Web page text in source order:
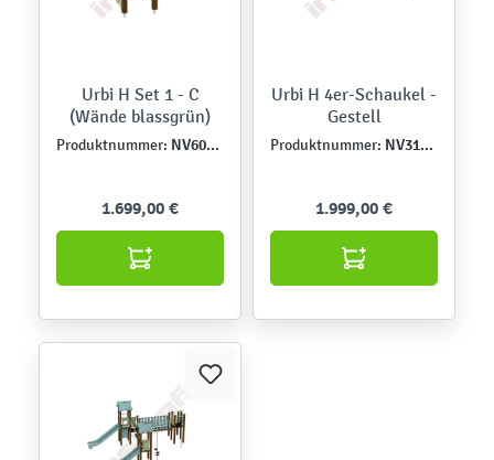
Urbi H Set 1 - C
(Wände blassgrün)
Produktnummer: NV60001EPZ-C
1.699,00 €
Urbi H 4er-Schaukel -
Gestell
Produktnummer: NV31217-A
1.999,00 €